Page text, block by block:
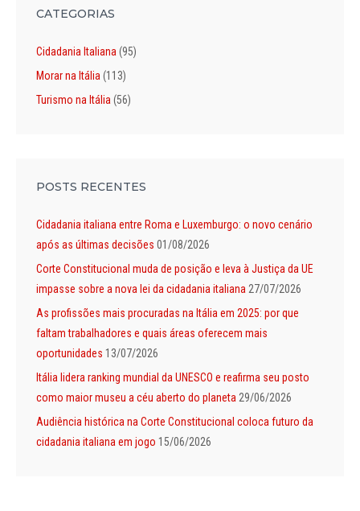
CATEGORIAS
Cidadania Italiana (95)
Morar na Itália (113)
Turismo na Itália (56)
POSTS RECENTES
Cidadania italiana entre Roma e Luxemburgo: o novo cenário
após as últimas decisões 01/08/2026
Corte Constitucional muda de posição e leva à Justiça da UE
impasse sobre a nova lei da cidadania italiana 27/07/2026
As profissões mais procuradas na Itália em 2025: por que
faltam trabalhadores e quais áreas oferecem mais
oportunidades 13/07/2026
Itália lidera ranking mundial da UNESCO e reafirma seu posto
como maior museu a céu aberto do planeta 29/06/2026
Audiência histórica na Corte Constitucional coloca futuro da
cidadania italiana em jogo 15/06/2026